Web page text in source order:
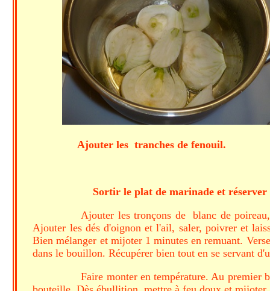
Ajouter les tranches de
Sortir le plat de marinade et réserver
Ajouter les tronçons de blanc de
Ajouter les dés d'oignon et l'ail, saler, poivrer et
Bien mélanger et mijoter 1 minutes en remuant.
dans le bouillon. Récupérer bien tout en se servant
Faire monter en température. Au premier